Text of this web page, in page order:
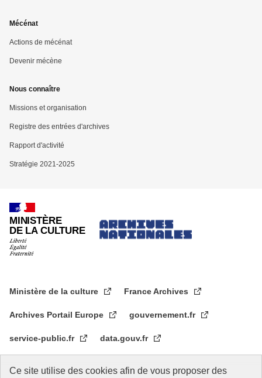
Mécénat
Actions de mécénat
Devenir mécène
Nous connaître
Missions et organisation
Registre des entrées d'archives
Rapport d'activité
Stratégie 2021-2025
MINISTÈRE
DE LA CULTURE
Ministère de la culture France Archives
Archives Portail Europe gouvernement.fr
service-public.fr data.gouv.fr
Ce site utilise des cookies afin de vous proposer des